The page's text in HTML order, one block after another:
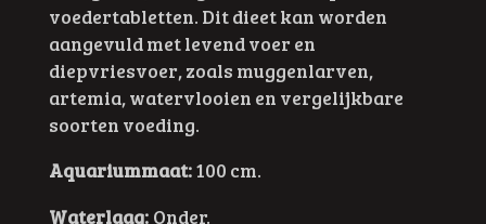
voedertabletten. Dit dieet kan worden
aangevuld met levend voer en
diepvriesvoer, zoals muggenlarven,
artemia, watervlooien en vergelijkbare
soorten voeding.
Aquariummaat:100 cm.
Waterlaag: Onder.